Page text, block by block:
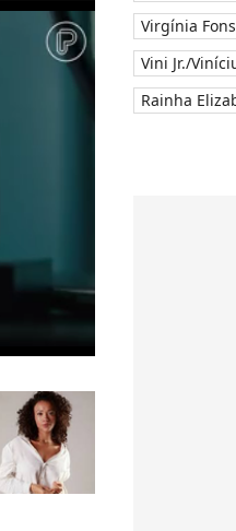
Virgínia
Vini Jr./
Rainha